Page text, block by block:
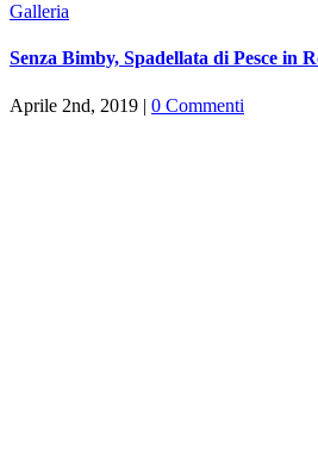
Galleria
Senza Bimby, Spadellata di Pesce in
Aprile 2nd, 2019 | 0 Commenti